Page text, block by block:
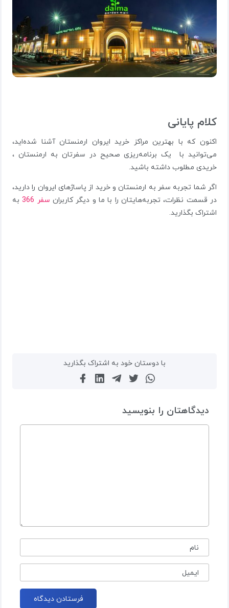
کلام پایانی
اکنون که با بهترین مراکز خرید ایروان ارمنستان آشنا شده‌اید،
می‌توانید با یک برنامه‌ریزی صحیح در سفرتان به ارمنستان ،
خریدی مطلوب داشته باشید.
اگر شما تجربه سفر به ارمنستان و خرید از پاساژهای ایروان را دارید،
در قسمت نظرات، تجربه‌هایتان را با ما و دیگر کاربران سفر 366
به
اشتراک بگذارید.
با دوستان خود به اشتراک بگذارید
دیدگاهتان را بنویسید
نام
ایمیل